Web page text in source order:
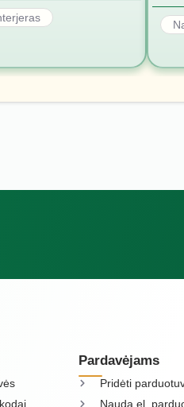
Pardavėjams
Pridėti
Nauda el.